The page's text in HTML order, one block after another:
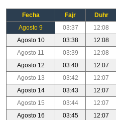
Fecha Fajr Duhr
Agosto 9
03:37 12:08
Agosto 10
03:38 12:08
Agosto 11
03:39 12:08
Agosto 12
03:40 12:07
Agosto 13
03:42 12:07
Agosto 14
03:43 12:07
Agosto 15
03:44 12:07
Agosto 16
03:45 12:07